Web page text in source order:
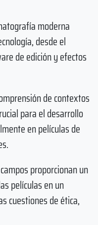
moderna
desde el
de edición y efectos
de contextos
para el desarrollo
en películas de
proporcionan un
películas en un
cuestiones de ética,